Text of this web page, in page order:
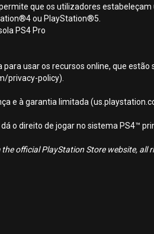
que os utilizadores
ou PlayStation®5.
PS4 Pro
para usar os recursos online, que
privacy-policy).
e à garantia limitada
o direito de jogar no sistema PS4™
official PlayStation Store website, all